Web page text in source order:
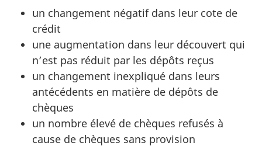
un changement négatif dans leur cote de
crédit
une augmentation dans leur découvert qui
n’est pas réduit par les dépôts reçus
un changement inexpliqué dans leurs
antécédents en matière de dépôts de
chèques
un nombre élevé de chèques refusés à
cause de chèques sans provision